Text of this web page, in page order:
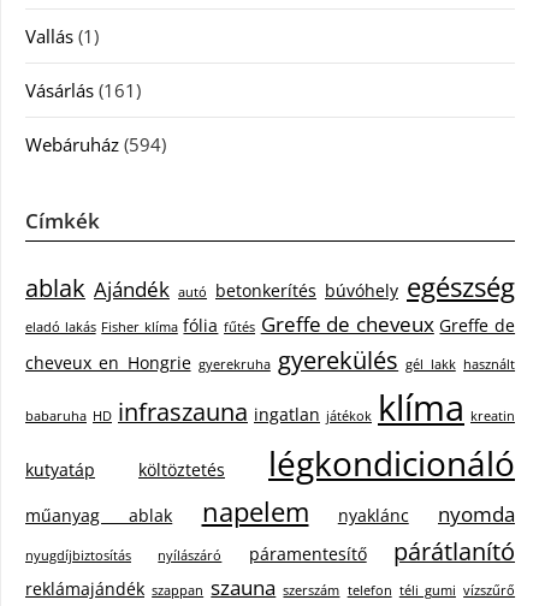
Vallás (1)
Vásárlás (161)
Webáruház (594)
Címkék
ablak Ajándék autó betonkerítés búvóhely egészség
eladó lakás Fisher klíma fólia fűtés Greffe de cheveux Greffe de
cheveux en Hongrie gyerekruha gyerekülés gél lakk használt
babaruha HD infraszauna ingatlan játékok klíma kreatin
kutyatáp költöztetés légkondicionáló
műanyag ablak napelem nyaklánc nyomda
nyugdíjbiztosítás nyílászáró páramentesítő párátlanító
reklámajándék szappan szauna szerszám telefon téli gumi vízszűrő